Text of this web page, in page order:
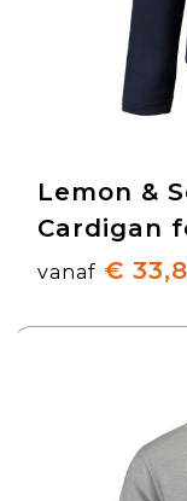
Lemon &
Cardigan
vanaf €